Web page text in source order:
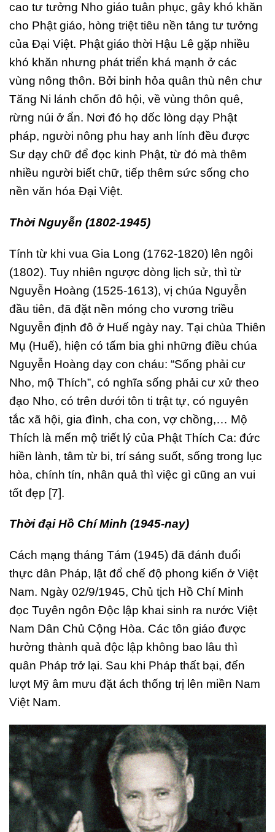
cao tư tưởng Nho giáo tuân phục, gây khó khăn
cho Phật giáo, hòng triệt tiêu nền tảng tư tưởng
của Đại Việt. Phật giáo thời Hậu Lê gặp nhiều
khó khăn nhưng phát triển khá mạnh ở các
vùng nông thôn. Bởi binh hỏa quân thù nên chư
Tăng Ni lánh chốn đô hội, về vùng thôn quê,
rừng núi ở ẩn. Nơi đó họ dốc lòng dạy Phật
pháp, người nông phu hay anh lính đều được
Sư dạy chữ để đọc kinh Phật, từ đó mà thêm
nhiều người biết chữ, tiếp thêm sức sống cho
nền văn hóa Đại Việt.
Thời Nguyễn (1802-1945)
Tính từ khi vua Gia Long (1762-1820) lên ngôi
(1802). Tuy nhiên ngược dòng lịch sử, thì từ
Nguyễn Hoàng (1525-1613), vị chúa Nguyễn
đầu tiên, đã đặt nền móng cho vương triều
Nguyễn định đô ở Huế ngày nay. Tại chùa Thiên
Mụ (Huế), hiện có tấm bia ghi những điều chúa
Nguyễn Hoàng dạy con cháu: “Sống phải cư
Nho, mộ Thích”, có nghĩa sống phải cư xử theo
đạo Nho, có trên dưới tôn ti trật tự, có nguyên
tắc xã hội, gia đình, cha con, vợ chồng,… Mộ
Thích là mến mộ triết lý của Phật Thích Ca: đức
hiền lành, tâm từ bi, trí sáng suốt, sống trong lục
hòa, chính tín, nhân quả thì việc gì cũng an vui
tốt đẹp [7].
Thời đại Hồ Chí Minh (1945-nay)
Cách mạng tháng Tám (1945) đã đánh đuổi
thực dân Pháp, lật đổ chế độ phong kiến ở Việt
Nam. Ngày 02/9/1945, Chủ tịch Hồ Chí Minh
đọc Tuyên ngôn Độc lập khai sinh ra nước Việt
Nam Dân Chủ Cộng Hòa. Các tôn giáo được
hưởng thành quả độc lập không bao lâu thì
quân Pháp trở lại. Sau khi Pháp thất bại, đến
lượt Mỹ âm mưu đặt ách thống trị lên miền Nam
Việt Nam.